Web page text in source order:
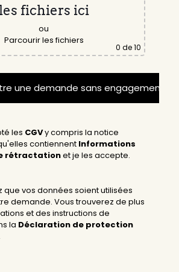
les fichiers ici
ou
Parcourir les fichiers
0 de 10
les CGVy compris la notice
contiennent Informations
rétractationet je les accepte.
que vos données soient utilisées
demande. Vous trouverez de plus
et des instructions de
la Déclaration de protection